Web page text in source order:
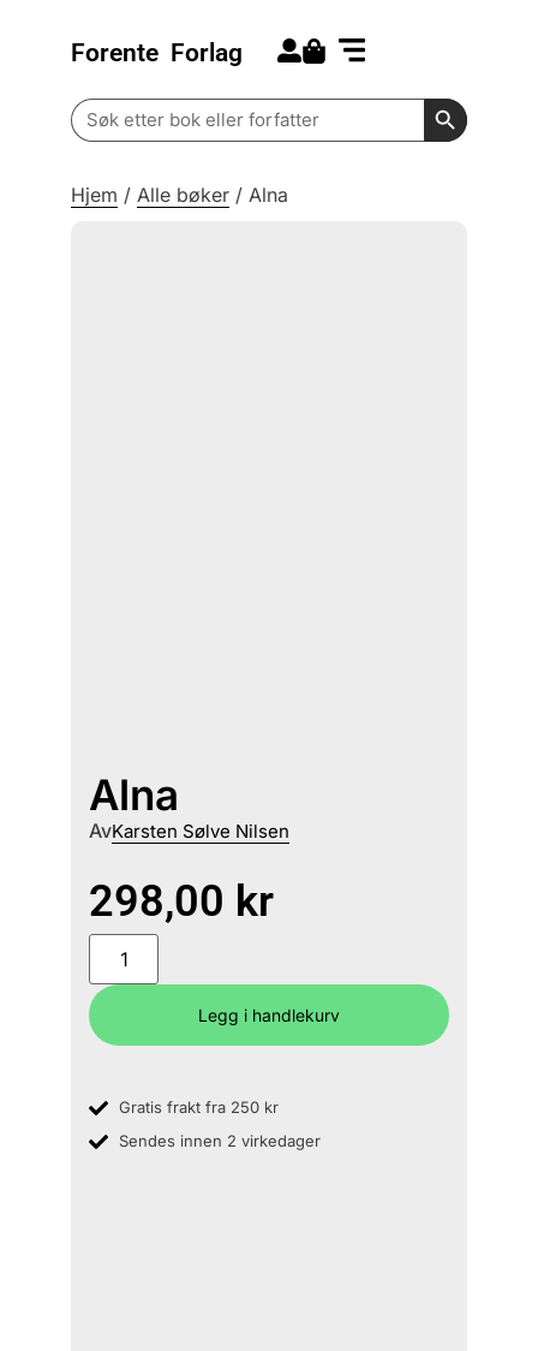
Forente Forlag
Search
for:
Search
Hjem / Alle bøker / Alna
Alna
AvKarsten Sølve Nilsen
298,00 kr
Legg i handlekurv
Gratis frakt fra 250 kr
Sendes innen 2 virkedager